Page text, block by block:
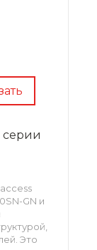
серии
GN и
Это